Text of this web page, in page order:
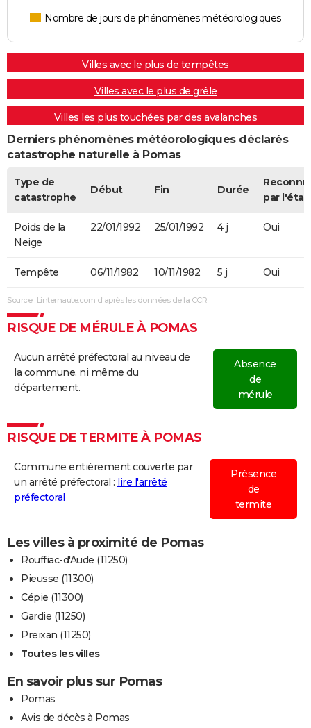
Nombre de jours de phénomènes météorologiques
Villes avec le plus de tempêtes
Villes avec le plus de grêle
Villes les plus touchées par des avalanches
Derniers phénomènes météorologiques déclarés
catastrophe naturelle à Pomas
Type de
catastrophe
Début Fin Durée
par l'état
Poids de la
Neige
22/01/1992 25/01/1992 4 j Oui
Tempête 06/11/1982 10/11/1982 5 j Oui
Source : Linternaute.com d'après les données de la CCR
RISQUE DE MÉRULE À POMAS
Aucun arrêté préfectoral au niveau de
la commune, ni même du
département.
Absence
de
mérule
RISQUE DE TERMITE À POMAS
Commune entièrement couverte par
un arrêté préfectoral : lire l'arrêté
préfectoral
Présence
de
termite
Les villes à proximité de Pomas
Rouffiac-d'Aude (11250)
Pieusse (11300)
Cépie (11300)
Gardie (11250)
Preixan (11250)
Toutes les villes
En savoir plus sur Pomas
Pomas
Avis de décès à Pomas